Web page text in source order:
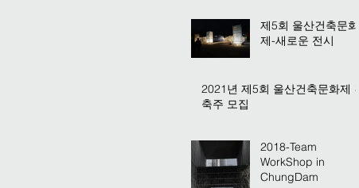
제5회 울산건축문화
제-새로운 전시
2021년 제5회 울산건축문화제 건
축주 모집
2018-Team
WorkShop in
ChungDam